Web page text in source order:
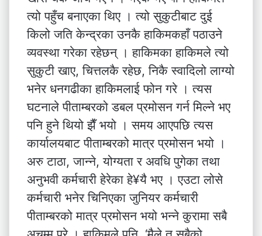
त्यो पहुँच बनाएका थिए । त्यो सुकुटीबाट दुई
किलो जति केन्द्रका उनकै हाकिमकहाँ पठाउने
व्यवस्था गरेका रहेछन् । हाकिमका हाकिमले त्यो
सुकुटी खाए, चित्तलकै रहेछ, निकै स्वादिलो लाग्यो
भनेर धनगढीका हाकिमलाई फोन गरे । त्यस
घटनाले पीताम्बरको डबल प्रमोसन गर्न मिल्ने भए
पनि हुने थियो झैँ भयो । समय आएपछि त्यस
कार्यालयबाट पीताम्बरको मात्र प्रमोसन भयो ।
अरु टाठा, जान्ने, योग्यता र अवधि पुगेका तथा
अनुभवी कर्मचारी हेरेका हे¥यै भए । एउटा लोसे
कर्मचारी भनेर चिनिएका जुनियर कर्मचारी
पीताम्बरको मात्र प्रमोसन भयो भन्ने कुरामा सबै